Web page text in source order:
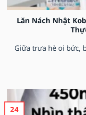
Lăn Nách Nhật
Giữa trưa hè oi bức,
24